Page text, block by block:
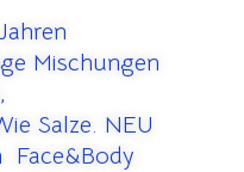
Mischungen
Salze. NEU
Face&Body